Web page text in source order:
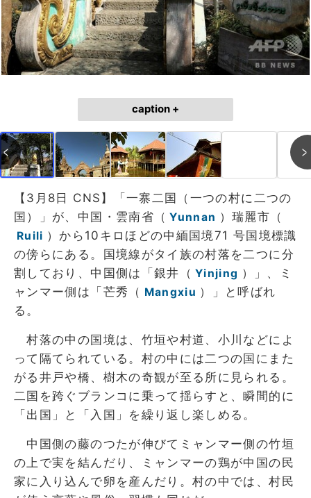
caption +
【3月8日 CNS】「一寨二国（一つの村に二つの
国）」が、中国・雲南省（ Yunnan ）瑞麗市（
Ruili ）から10キロほどの中緬国境71 号国境標識
の傍らにある。国境線がタイ族の村落を二つに分
割しており、中国側は「銀井（ Yinjing ）」、ミ
ャンマー側は「芒秀（ Mangxiu ）」と呼ばれ
る。
村落の中の国境は、竹垣や村道、小川などによ
って隔てられている。村の中には二つの国にまた
がる井戸や橋、樹木の奇観が至る所に見られる。
二国を跨ぐブランコに乗って揺らすと、瞬間的に
「出国」と「入国」を繰り返し楽しめる。
中国側の藤のつたが伸びてミャンマー側の竹垣
の上で実を結んだり、ミャンマーの鶏が中国の民
家に入り込んで卵を産んだり。村の中では、村民